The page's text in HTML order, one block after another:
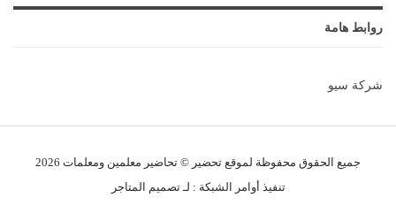
روابط هامة
شركة سيو
جميع الحقوق محفوظة لموقع تحضير © تحاضير معلمين ومعلمات
تنفيذ أوامر الشبكة : لـتصميم المتاجر